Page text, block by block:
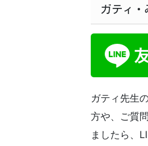
ガティ・
ガティ先生
方や、ご質
ましたら、